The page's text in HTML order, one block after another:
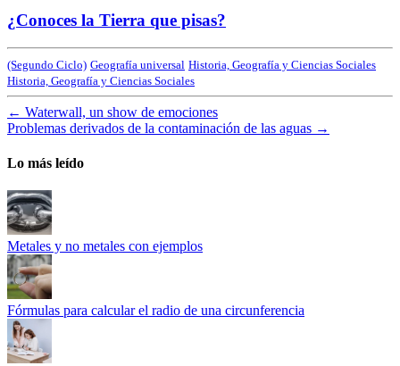
¿Conoces la Tierra que pisas?
(Segundo Ciclo) Geografía universal Historia, Geografía y Ciencias Sociales
Historia, Geografía y Ciencias Sociales
← Waterwall, un show de emociones
Problemas derivados de la contaminación de las aguas →
Lo más leído
Metales y no metales con ejemplos
Fórmulas para calcular el radio de una circunferencia